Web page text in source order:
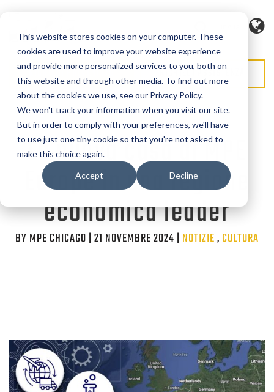
This website stores cookies on your computer. These
cookies are used to improve your website experience
and provide more personalized services to you, both on
this website and through other media. To find out more
about the cookies we use, see our Privacy Policy.
We won't track your information when you visit our site.
But in order to comply with your preferences, we'll have
to use just one tiny cookie so that you're not asked to
make this choice again.
Accept Decline
RICHIEDI PREVENTIVO RICHIEDI ASSISTENZA
La nuova casa di MPE
Europe in una regione
economica leader
Categorie
BY MPE CHICAGO | 21 NOVEMBRE 2024 | NOTIZIE, CULTURA